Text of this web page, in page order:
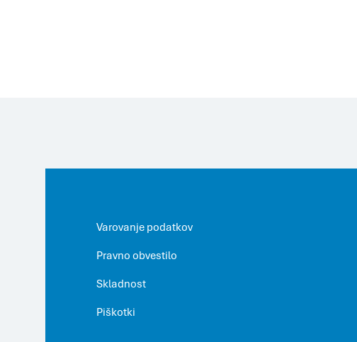
Varovanje podatkov
Pravno obvestilo
Skladnost
Piškotki